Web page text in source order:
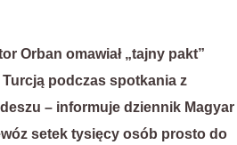
Orban omawiał „tajny pakt”
podczas spotkania z
– informuje dziennik Magyar
setek tysięcy osób prosto do